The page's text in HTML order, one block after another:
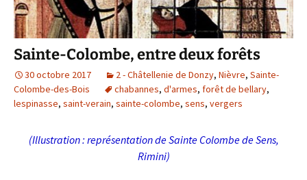
Sainte-Colombe, entre deux forêts
30 octobre 2017 2 - Châtellenie de Donzy, Nièvre, Sainte-
Colombe-des-Bois
chabannes, d'armes, forêt de bellary,
lespinasse, saint-verain, sainte-colombe, sens, vergers
(Illustration : représentation de Sainte Colombe de Sens,
Rimini)